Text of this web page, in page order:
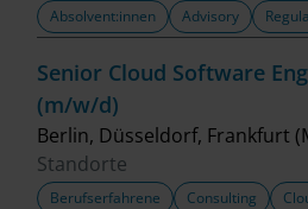
Absolvent:innen Advisory
Senior Cloud Software
(m/w/d)
Berlin, Düsseldorf, Frankfurt
Standorte
Berufserfahrene Consulting